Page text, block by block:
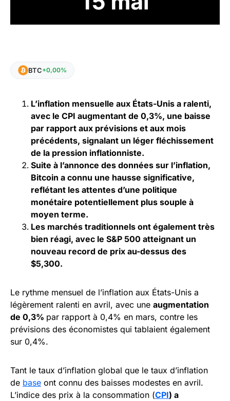
BTC+0,00%
L’inflation mensuelle aux États-Unis a ralenti,
avec le CPI augmentant de 0,3%, une baisse
par rapport aux prévisions et aux mois
précédents, signalant un léger fléchissement
de la pression inflationniste.
Suite à l’annonce des données sur l’inflation,
Bitcoin a connu une hausse significative,
reflétant les attentes d’une politique
monétaire potentiellement plus souple à
moyen terme.
Les marchés traditionnels ont également très
bien réagi, avec le S&P 500 atteignant un
nouveau record de prix au-dessus des
$5,300.
Le rythme mensuel de l’inflation aux États-Unis a
légèrement ralenti en avril, avec une augmentation
de 0,3% par rapport à 0,4% en mars, contre les
prévisions des économistes qui tablaient également
sur 0,4%.
Tant le taux d’inflation global que le taux d’inflation
de base ont connu des baisses modestes en avril.
L’indice des prix à la consommation (CPI) a